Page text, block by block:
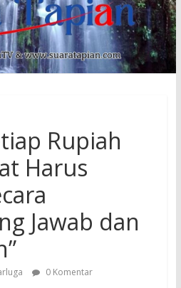
Rupiah
Harus
Jawab dan
0 Komentar